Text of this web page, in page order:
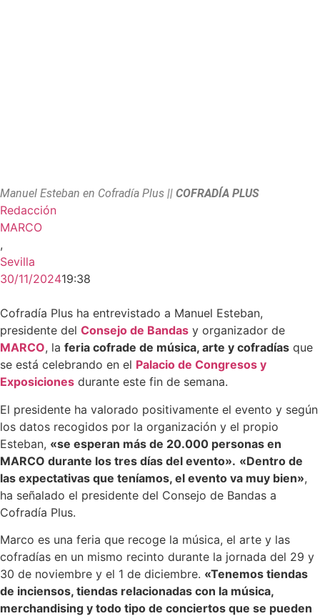
Manuel Esteban en Cofradía Plus || COFRADÍA PLUS
Redacción
MARCO
,
Sevilla
30/11/202419:38
Cofradía Plus ha entrevistado a Manuel Esteban,
presidente del Consejo de Bandas y organizador de
MARCO, la feria cofrade de música, arte y cofradías que
se está celebrando en el Palacio de Congresos y
Exposiciones durante este fin de semana.
El presidente ha valorado positivamente el evento y según
los datos recogidos por la organización y el propio
Esteban, «se esperan más de 20.000 personas en
MARCO durante los tres días del evento». «Dentro de
las expectativas que teníamos, el evento va muy bien»,
ha señalado el presidente del Consejo de Bandas a
Cofradía Plus.
Marco es una feria que recoge la música, el arte y las
cofradías en un mismo recinto durante la jornada del 29 y
30 de noviembre y el 1 de diciembre. «Tenemos tiendas
de inciensos, tiendas relacionadas con la música,
merchandising y todo tipo de conciertos que se pueden